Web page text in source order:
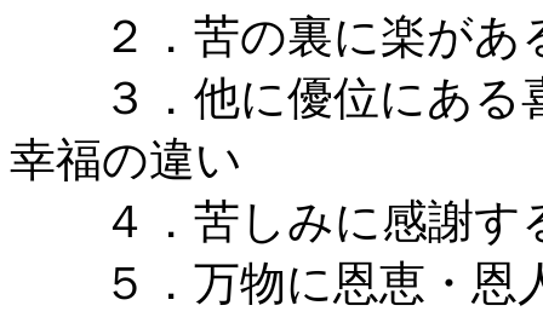
２．苦の裏に楽が
３．他に優位にある
幸福の違い
４．苦しみに感謝す
５．万物に恩恵・恩